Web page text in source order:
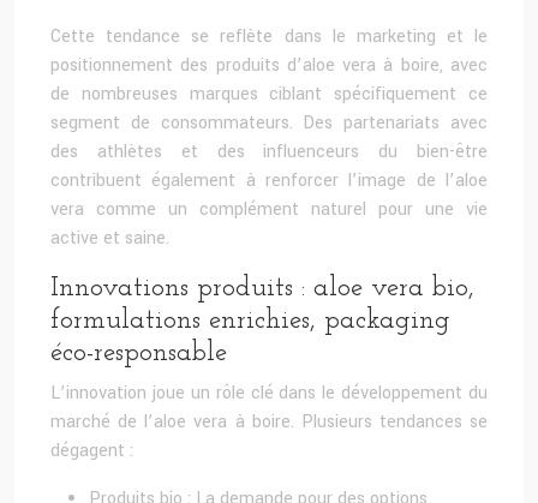
Cette tendance se reflète dans le marketing et le
positionnement des produits d’aloe vera à boire, avec
de nombreuses marques ciblant spécifiquement ce
segment de consommateurs. Des partenariats avec
des athlètes et des influenceurs du bien-être
contribuent également à renforcer l’image de l’aloe
vera comme un complément naturel pour une vie
active et saine.
Innovations produits : aloe vera bio,
formulations enrichies, packaging
éco-responsable
L’innovation joue un rôle clé dans le développement du
marché de l’aloe vera à boire. Plusieurs tendances se
dégagent :